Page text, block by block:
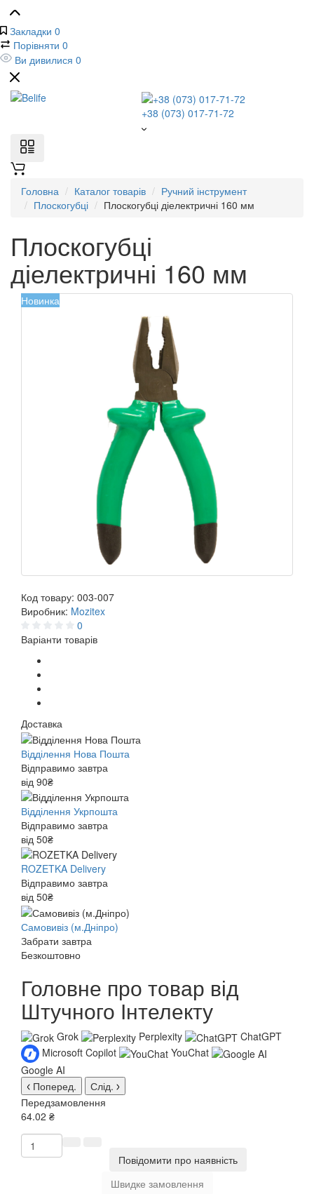
Закладки 0
Порівняти 0
Ви дивилися 0
+38 (073) 017-71-72
Головна Каталог товарів
Ручний інструмент
Плоскогубці
Плоскогубці діелектричні 160 мм
Плоскогубці
діелектричні 160 мм
Новинка
Код товару: 003-007
Виробник: Mozitex
0
Варіанти товарів
Доставка
Відділення Нова Пошта
Відправимо завтра
від 90₴
Відділення Укрпошта
Відправимо завтра
від 50₴
ROZETKA Delivery
Відправимо завтра
від 50₴
Самовивіз (м.Дніпро)
Забрати завтра
Безкоштовно
Головне про товар від
Штучного Інтелекту
Grok Perplexity
ChatGPT
Microsoft Copilot
YouChat
Google AI
Поперед.
Слід.
Передзамовлення
64.02 ₴
Повідомити про наявність
Швидке замовлення